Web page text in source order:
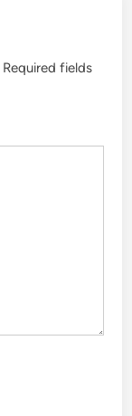
Required fields